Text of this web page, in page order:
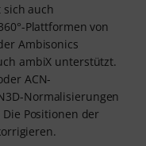
auch
Plattformen von
Ambisonics
ambiX unterstützt.
ACN-
Normalisierungen
Positionen der